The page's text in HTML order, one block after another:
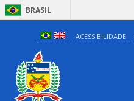
BRASIL
ACESSIBILIDADE